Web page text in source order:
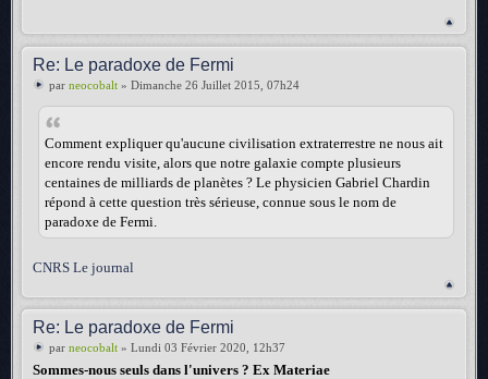
Re: Le paradoxe de Fermi
par neocobalt » Dimanche 26 Juillet 2015, 07h24
Comment expliquer qu'aucune civilisation extraterrestre ne nous ait
encore rendu visite, alors que notre galaxie compte plusieurs
centaines de milliards de planètes ? Le physicien Gabriel Chardin
répond à cette question très sérieuse, connue sous le nom de
paradoxe de Fermi.
CNRS Le journal
Re: Le paradoxe de Fermi
par neocobalt » Lundi 03 Février 2020, 12h37
Sommes-nous seuls dans l'univers ? Ex Materiae